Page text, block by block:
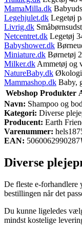
MamaMilla.dk
Legehjulet.dk Legetøj
Livrig.dk
Netcentret.dk Legetøj
Babyshower.dk
Miniature.dk Børnetøj
Milker.dk Ammetøj og
NatureBaby.dk
Mammashop.dk Baby,
Webshop Produkter
Navn: Shampoo og
Kategori: Diverse
Producent: Earth
Varenummer:
EAN: 5060062990287
Diverse
De fleste e-forhandlere
bestillingen når det
Du kunne ligeledes
mindst kostelige